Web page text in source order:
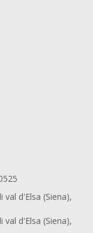
val d'Elsa (Siena),
val d'Elsa (Siena),